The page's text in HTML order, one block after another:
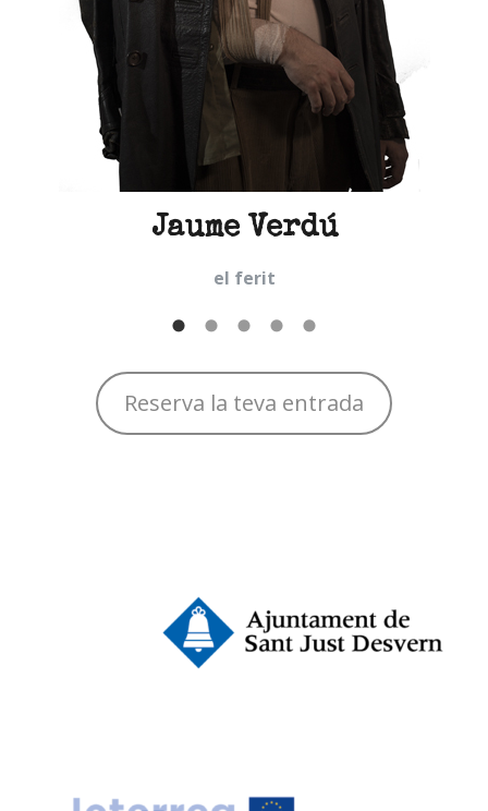
Jaume Verdú
el ferit
Reserva la teva entrada